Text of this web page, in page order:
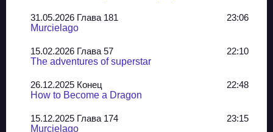
31.05.2026 Глава 181
23:06
Murcielago
15.02.2026 Глава 57
22:10
The adventures of superstar
26.12.2025 Конец
22:48
How to Become a Dragon
15.12.2025 Глава 174
23:15
Murcielago